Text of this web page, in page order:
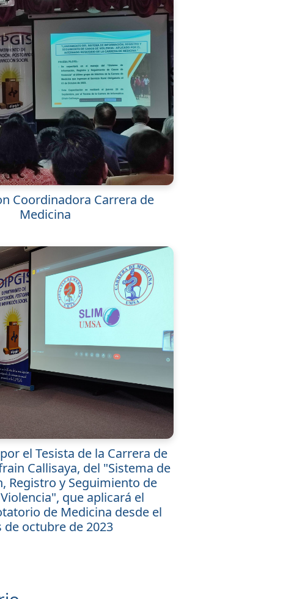
Coordinadora Carrera de
Medicina
el Tesista de la Carrera de
Callisaya, del "Sistema de
Registro y Seguimiento de
que aplicará el
de Medicina desde el
de octubre de 2023